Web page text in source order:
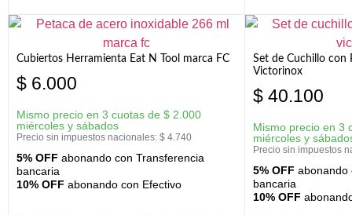
Cubiertos Herramienta Eat N Tool marca FC
$ 6.000
Mismo precio en 3 cuotas de $ 2.000
miércoles y sábados
Precio sin impuestos nacionales: $ 4.740
5% OFF abonando con Transferencia
bancaria
10% OFF abonando con Efectivo
Set de Cuchillo con
Victorinox
$ 40.100
Mismo precio en 3
miércoles y
Precio sin impuestos
5% OFF abonando
bancaria
10% OFF